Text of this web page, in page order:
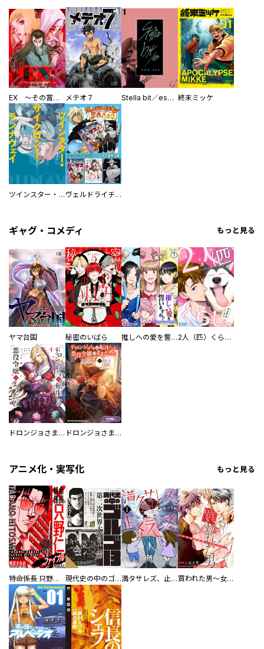
EX ～その賞金稼ぎは、世界の出口を探す～【単行本版】 メテオ７ Stella bit／es【単話版】 終末ミッケ
ツインスター・サイクロン・ランナウェイ ヴェルドライチオシ聖典パック 『転スラ』ミニ画集付き シリウス人気作３選
ギャグ・コメディ もっと見る
ヤマ台国 秘密のいばら 推しへの愛を誓いますか？～アラサー女子、推しは逃げぬが人生逃げる～ 2人（匹）くらし。
ドロンジョさまは転生しても悪役令嬢のままだった ドロンジョさまは転生しても悪役令嬢のままだった【分冊版】
アニメ化・実写化 もっと見る
特命係長 只野仁ファイナル 愛蔵版 現代史の中のゴルゴ13 満タサレズ、止メラレズ 買われた男～女性限定快感セラピスト～【描き下ろしおまけ付き特装版】